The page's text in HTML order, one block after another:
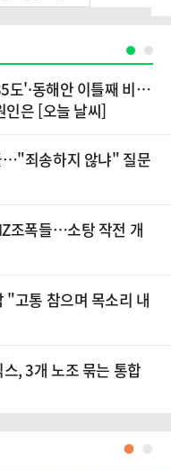
도'·동해안 이틀째 비…
인은 [오늘 날씨]
…"죄송하지 않냐" 질문
조폭들…소탕 작전 개
고통 참으며 목소리 내
, 3개 노조 묶는 통합
●